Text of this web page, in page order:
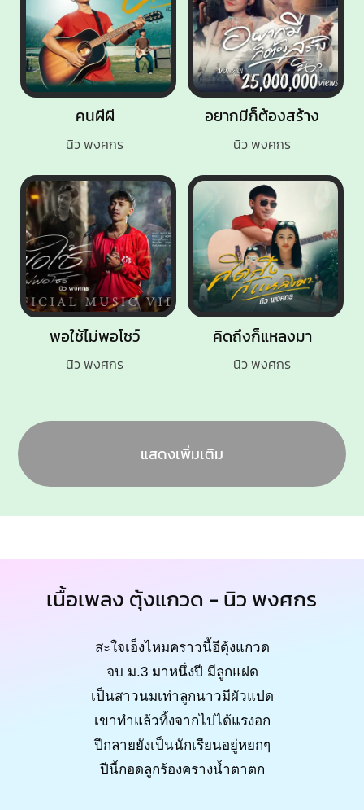
อยากมีก็ต้องสร้าง
นิว พงศกร
พอใช้ไม่พอโชว์
นิว พงศกร
คิดถึงก็แหลงมา
นิว พงศกร
คนผีผี
นิว พงศกร
แสดงเพิ่มเติม
เนื้อเพลง ตุ้งแกวด - นิว พงศกร
สะใจเอ็งไหมคราวนี้อีตุ้งแกวด
จบ ม.3 มาหนึ่งปี มีลูกแฝด
เป็นสาวนมเท่าลูกนาวมีผัวแปด
เขาทำแล้วทิ้งจากไปได้แรงอก
ปีกลายยังเป็นนักเรียนอยู่หยกๆ
ปีนี้กอดลูกร้องครางน้ำตาตก